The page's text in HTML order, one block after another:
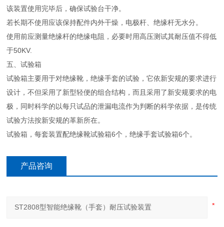
该装置使用完毕后，确保试验台干净。
若长期不使用应该保持配件内外干燥，电极杆、绝缘杆无水分。
使用前应测量绝缘杆的绝缘电阻，必要时用高压测试其耐压值不得低
于50KV.
五、试验箱
试验箱主要用于对绝缘靴，绝缘手套的试验，它依新安规的要求进行
设计，不但采用了新型轻便的组合结构，而且采用了新安规要求的电
极，同时科学的以每只试品的泄漏电流作为判断的科学依据，是传统
试验方法按新安规的革新所在。
试验箱，每套装置配绝缘靴试验箱6个，绝缘手套试验箱6个。
产品咨询